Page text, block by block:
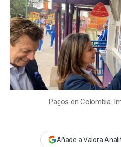
e
l
a
e
n
t
r
a
d
e
l
a
e
n
t
r
a
Pagos en Colombia.
Añade a Valora